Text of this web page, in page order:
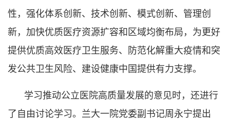
性，强化体系创新、技术创新、模式创新、管理创
新，加快优质医疗资源扩容和区域均衡布局，为更好
提供优质高效医疗卫生服务、防范化解重大疫情和突
发公共卫生风险、建设健康中国提供有力支撑。
学习推动公立医院高质量发展的意见时，还进行
了自由讨论学习。兰大一院党委副书记周永宁提出